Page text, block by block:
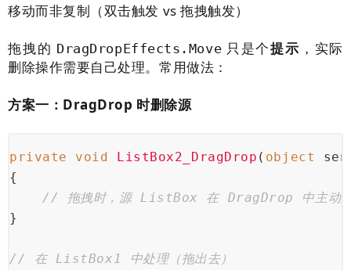
移动而非复制（双击触发 vs 拖拽触发）
拖拽的 DragDropEffects.Move 只是个提示 ，实际
删除操作需要自己处理。常用做法：
方案一：DragDrop 时删除源
private void ListBox2_DragDrop ( object
{
// 拖拽时，源 ListBox 在 DragDrop 中主动
}
// 在 ListBox1 中处理（拖出去）